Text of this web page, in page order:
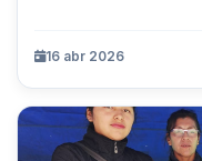
16 abr 2026